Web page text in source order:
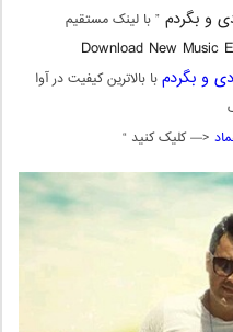
و بگردم ” با لینک مستقیم
Download New Music
و بگردمبا بالاترین کیفیت در آوا
<— کلیک کنید “